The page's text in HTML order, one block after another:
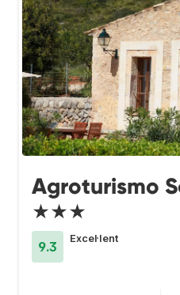
Agroturismo
★★★
9.3
Excel·lent